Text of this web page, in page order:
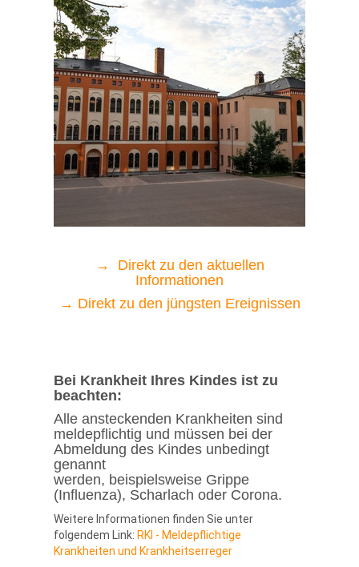
→ Direkt zu den aktuellen
Informationen
→ Direkt zu den jüngsten Ereignissen
Bei Krankheit Ihres Kindes ist zu
beachten:
Alle ansteckenden Krankheiten sind
meldepflichtig und müssen bei der
Abmeldung des Kindes unbedingt
genannt
werden, beispielsweise Grippe
(Influenza), Scharlach oder Corona.
Weitere Informationen finden Sie unter
folgendem Link: RKI - Meldepflichtige
Krankheiten und Krankheitserreger